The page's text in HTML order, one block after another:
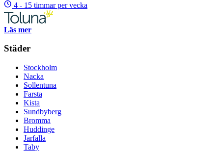
4 - 15 timmar per vecka
Läs mer
Städer
Stockholm
Nacka
Sollentuna
Farsta
Kista
Sundbyberg
Bromma
Huddinge
Jarfalla
Taby